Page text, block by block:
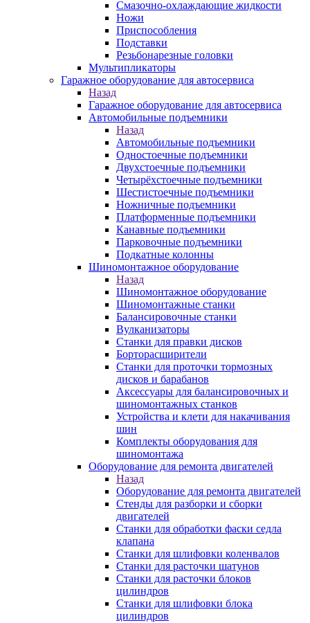
Смазочно-охлаждающие жидкости
Ножи
Приспособления
Подставки
Резьбонарезные головки
Мультипликаторы
Гаражное оборудование для автосервиса
Назад
Гаражное оборудование для автосервиса
Автомобильные подъемники
Назад
Автомобильные подъемники
Одностоечные подъемники
Двухстоечные подъемники
Четырёхстоечные подъемники
Шестистоечные подъемники
Ножничные подъемники
Платформенные подъемники
Канавные подъемники
Парковочные подъемники
Подкатные колонны
Шиномонтажное оборудование
Назад
Шиномонтажное оборудование
Шиномонтажные станки
Балансировочные станки
Вулканизаторы
Станки для правки дисков
Борторасширители
Станки для проточки тормозных
дисков и барабанов
Аксессуары для балансировочных и
шиномонтажных станков
Устройства и клети для накачивания
шин
Комплекты оборудования для
шиномонтажа
Оборудование для ремонта двигателей
Назад
Оборудование для ремонта двигателей
Стенды для разборки и сборки
двигателей
Станки для обработки фаски седла
клапана
Станки для шлифовки коленвалов
Станки для расточки шатунов
Станки для расточки блоков
цилиндров
Станки для шлифовки блока
цилиндров